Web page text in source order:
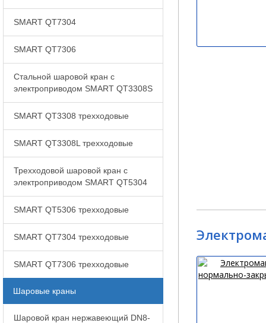
SMART QT7304
SMART QT7306
Стальной шаровой кран с
электроприводом SMART QT3308S
SMART QT3308 трехходовые
SMART QT3308L трехходовые
Трехходовой шаровой кран с
электроприводом SMART QT5304
SMART QT5306 трехходовые
SMART QT7304 трехходовые
SMART QT7306 трехходовые
Шаровые краны
Шаровой кран нержавеющий DN8-